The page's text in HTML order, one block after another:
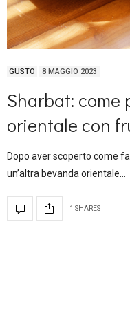
GUSTO 8 MAGGIO 2023
Sharbat: come
orientale con
Dopo aver scoperto come
un’altra bevanda orientale…
1 SHARES